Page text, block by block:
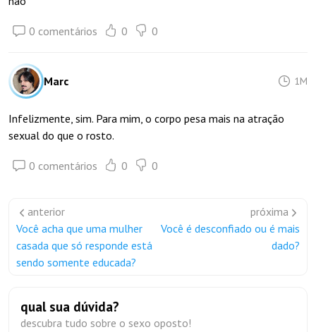
0 comentários 0 0
Marc 1M
Infelizmente, sim. Para mim, o corpo pesa mais na atração
sexual do que o rosto.
0 comentários 0 0
anterior
Você acha que uma mulher
casada que só responde está
sendo somente educada?
próxima
Você é desconfiado ou é mais
dado?
qual sua dúvida?
descubra tudo sobre o sexo oposto!